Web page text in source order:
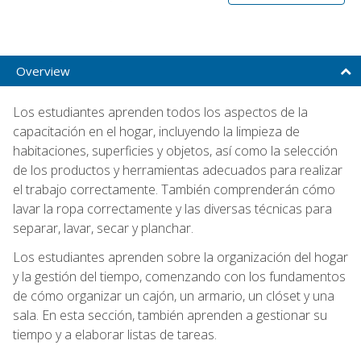
Overview
Los estudiantes aprenden todos los aspectos de la
capacitación en el hogar, incluyendo la limpieza de
habitaciones, superficies y objetos, así como la selección
de los productos y herramientas adecuados para realizar
el trabajo correctamente. También comprenderán cómo
lavar la ropa correctamente y las diversas técnicas para
separar, lavar, secar y planchar.
Los estudiantes aprenden sobre la organización del hogar
y la gestión del tiempo, comenzando con los fundamentos
de cómo organizar un cajón, un armario, un clóset y una
sala. En esta sección, también aprenden a gestionar su
tiempo y a elaborar listas de tareas.